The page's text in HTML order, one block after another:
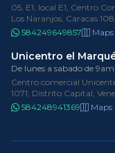
05, E1, local E1, Centro
Los Naranjos, Caracas
584249649857
Maps
Unicentro el
De lunes a sabado de
Centro comercial
1071, Distrito Capital,
584248941369
Maps